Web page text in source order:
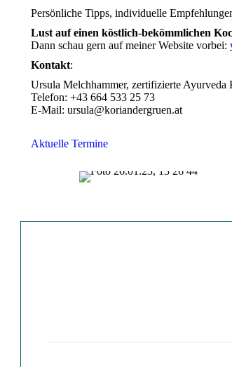
Persönliche Tipps, individuelle
Lust auf einen köstlich-bekömmlichen
Dann schau gern auf meiner Website vorbei:
Kontakt:
Ursula Melchhammer, zertifizierte Ayurveda
Telefon: +43 664 533 25 73
E-Mail: ursula@koriandergruen.at
Aktuelle Termine